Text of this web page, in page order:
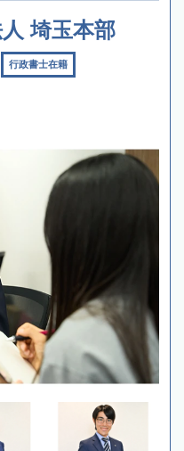
埼玉本部
行政書士在籍